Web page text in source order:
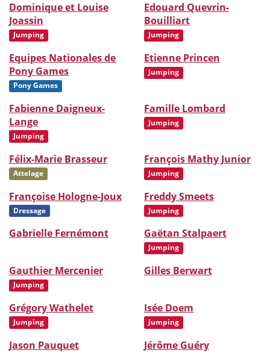
Dominique et Louise
Joassin
Jumping
Edouard Quevrin-
Bouilliart
Jumping
Equipes Nationales de
Pony Games
Pony Games
Etienne Princen
Jumping
Fabienne Daigneux-
Lange
Jumping
Famille Lombard
Jumping
Félix-Marie Brasseur
Attelage
François Mathy Junior
Jumping
Françoise Hologne-Joux
Dressage
Freddy Smeets
Jumping
Gabrielle Fernémont Gaëtan Stalpaert
Jumping
Gauthier Mercenier
Jumping
Gilles Berwart
Grégory Wathelet
Jumping
Isée Doem
Jumping
Jason Pauquet Jérôme Guéry